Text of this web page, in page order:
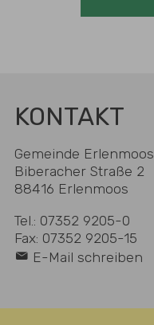
KONTAKT
Gemeinde Erlenmoos
Biberacher Straße 2
88416 Erlenmoos
Tel.: 07352 9205-0
Fax: 07352 9205-15
E-Mail schreiben